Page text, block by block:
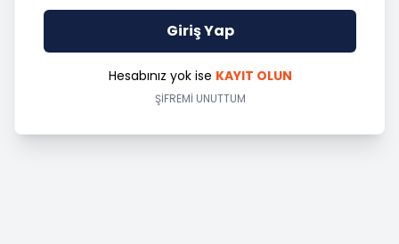
Giriş Yap
Hesabınız yok ise KAYIT OLUN
ŞİFREMİ UNUTTUM